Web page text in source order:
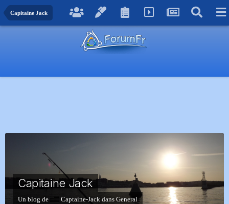
Capitaine Jack
Capitaine Jack
Un blog de Captaine-Jack dans General